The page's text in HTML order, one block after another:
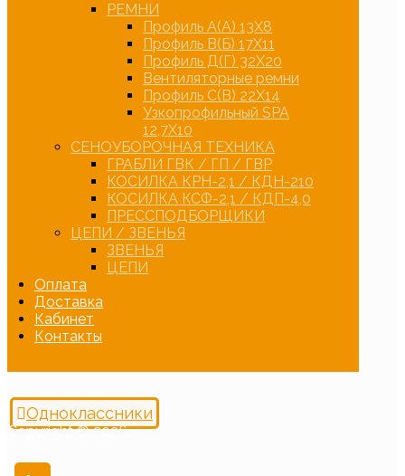
РЕМНИ
Профиль А(А) 13Х8
Профиль В(Б) 17Х11
Профиль Д(Г) 32Х20
Вентиляторные ремни
Профиль С(В) 22Х14
Узкопрофильный SPA
12,7Х10
СЕНОУБОРОЧНАЯ ТЕХНИКА
ГРАБЛИ ГВК / ГП / ГВР
КОСИЛКА КРН-2,1 / КДН-210
КОСИЛКА КСФ-2,1 / КДП-4,0
ПРЕССПОДБОРЩИКИ
ЦЕПИ / ЗВЕНЬЯ
ЗВЕНЬЯ
ЦЕПИ
Оплата
Доставка
Кабинет
Контакты
Одноклассники
Copyright © 2026